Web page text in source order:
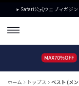
Safari公式ウェブマガジン
ホーム トップス ベスト (メ